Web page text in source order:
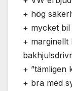
+ hög
+ mycket
+
+ ”tämligen
+ bra med